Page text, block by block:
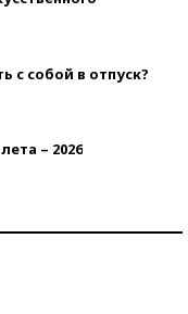
с собой в отпуск?
– 2026